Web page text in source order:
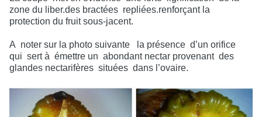
zone du liber.des bractées repliées.renforçant la
protection du fruit sous-jacent.
A noter sur la photo suivante la présence d’un orifice
qui sert à émettre un abondant nectar provenant des
glandes nectarifères situées dans l’ovaire.